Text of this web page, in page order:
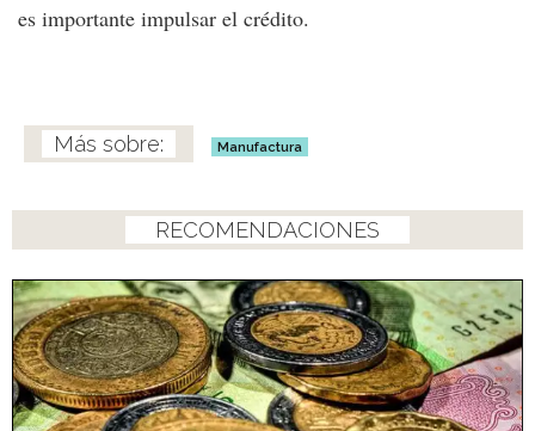
es importante impulsar el crédito.
Manufactura
RECOMENDACIONES